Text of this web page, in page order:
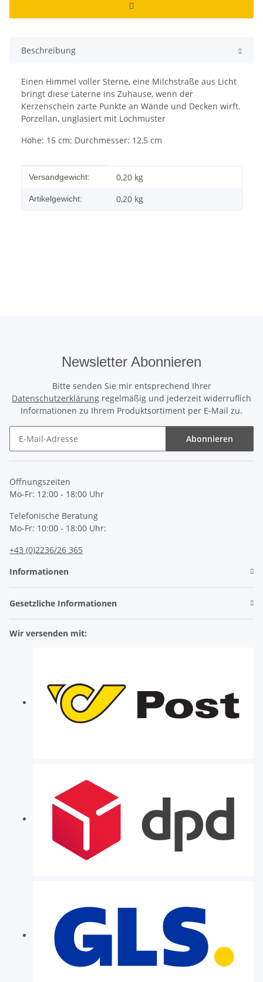
Beschreibung
Einen Himmel voller Sterne, eine Milchstraße aus Licht
bringt diese Laterne ins Zuhause, wenn der
Kerzenschein zarte Punkte an Wände und Decken wirft.
Porzellan, unglasiert mit Lochmuster
Höhe: 15 cm; Durchmesser: 12,5 cm
Produkteigenschaft
Wert
Versandgewicht: 0,20 kg
Artikelgewicht: 0,20 kg
Newsletter Abonnieren
Bitte senden Sie mir entsprechend Ihrer
Datenschutzerklärung regelmäßig und jederzeit widerruflich
Informationen zu Ihrem Produktsortiment per E-Mail zu.
Abonnieren
Öffnungszeiten
Mo-Fr: 12:00 - 18:00 Uhr
Telefonische Beratung
Mo-Fr: 10:00 - 18:00 Uhr:
+43 (0)2236/26 365
Informationen
Gesetzliche Informationen
Wir versenden mit: